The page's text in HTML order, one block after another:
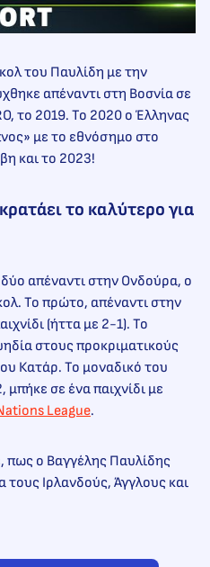
του Παυλίδη με την
απέναντι στη Βοσνία σε
το 2019. Το 2020 ο Έλληνας
με το εθνόσημο στο
και το 2023!
το καλύτερο για
απέναντι στην Ονδούρα, ο
Το πρώτο, απέναντι στην
(ήττα με 2-1). Το
στους προκριματικούς
Κατάρ. Το μοναδικό του
σε ένα παιχνίδι με
League.
πως ο Βαγγέλης Παυλίδης
τους Ιρλανδούς, Άγγλους και